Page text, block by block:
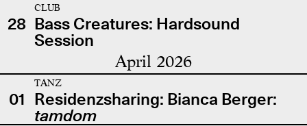
28
CLUB
Bass Creatures: Hardsound
Session
April 2026
01
TANZ
Residenzsharing: Bianca Berger:
tamdom